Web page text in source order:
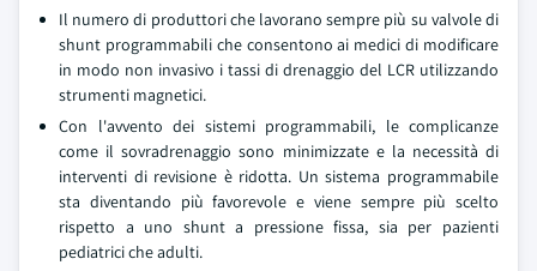
Il numero di produttori che lavorano sempre più su valvole di
shunt programmabili che consentono ai medici di modificare
in modo non invasivo i tassi di drenaggio del LCR utilizzando
strumenti magnetici.
Con l'avvento dei sistemi programmabili, le complicanze
come il sovradrenaggio sono minimizzate e la necessità di
interventi di revisione è ridotta. Un sistema programmabile
sta diventando più favorevole e viene sempre più scelto
rispetto a uno shunt a pressione fissa, sia per pazienti
pediatrici che adulti.